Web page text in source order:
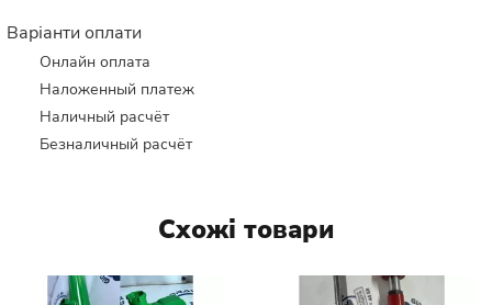
Варіанти оплати
Онлайн оплата
Наложенный платеж
Наличный расчёт
Безналичный расчёт
Схожі товари